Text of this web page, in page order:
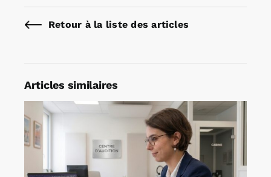
Retour à la liste des articles
Articles similaires